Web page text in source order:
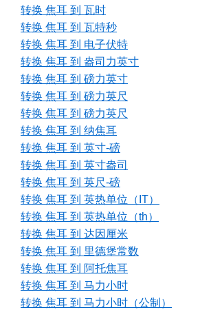
转换 焦耳 到 瓦时
转换 焦耳 到 瓦特秒
转换 焦耳 到 电子伏特
转换 焦耳 到 盎司力英寸
转换 焦耳 到 磅力英寸
转换 焦耳 到 磅力英尺
转换 焦耳 到 磅力英尺
转换 焦耳 到 纳焦耳
转换 焦耳 到 英寸-磅
转换 焦耳 到 英寸盎司
转换 焦耳 到 英尺-磅
转换 焦耳 到 英热单位（IT）
转换 焦耳 到 英热单位（th）
转换 焦耳 到 达因厘米
转换 焦耳 到 里德堡常数
转换 焦耳 到 阿托焦耳
转换 焦耳 到 马力小时
转换 焦耳 到 马力小时（公制）